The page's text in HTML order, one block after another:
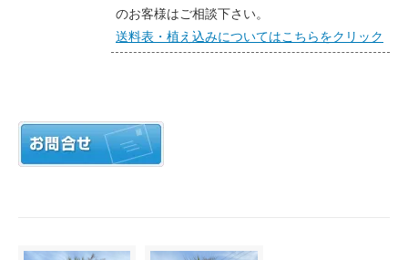
のお客様はご相談下さい。
送料表・植え込みについてはこちらをクリック